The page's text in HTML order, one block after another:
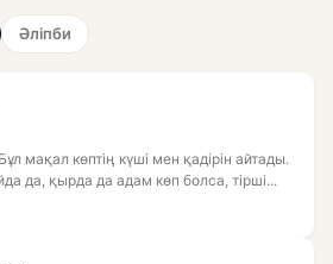
Әліпби
мақал көптің күші мен қадірін айтады.
да, қырда да адам көп болса, тірші...